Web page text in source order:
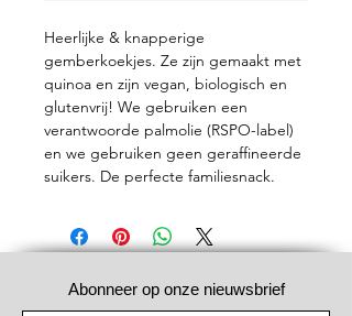
Heerlijke & knapperige
gemberkoekjes. Ze zijn gemaakt met
quinoa en zijn vegan, biologisch en
glutenvrij! We gebruiken een
verantwoorde palmolie (RSPO-label)
en we gebruiken geen geraffineerde
suikers. De perfecte familiesnack.
Abonneer op onze nieuwsbrief